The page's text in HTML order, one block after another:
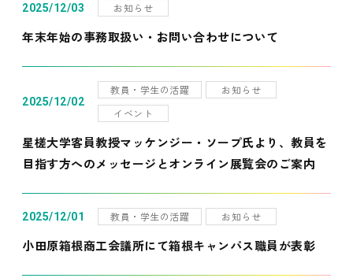
2025/12/03 お知らせ
年末年始の事務取扱い・お問い合わせについて
2025/12/02
教員・学生の活躍
お知らせ
イベント
星槎大学客員教授マッケンジー・ソープ氏より、教員を
目指す方へのメッセージとオンライン展覧会のご案内
2025/12/01 教員・学生の活躍 お知らせ
小田原箱根商工会議所にて箱根キャンパス職員が表彰